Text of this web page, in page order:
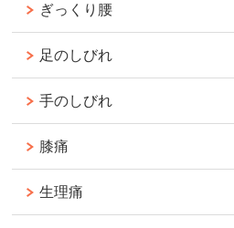
ぎっくり腰
足のしびれ
手のしびれ
膝痛
生理痛